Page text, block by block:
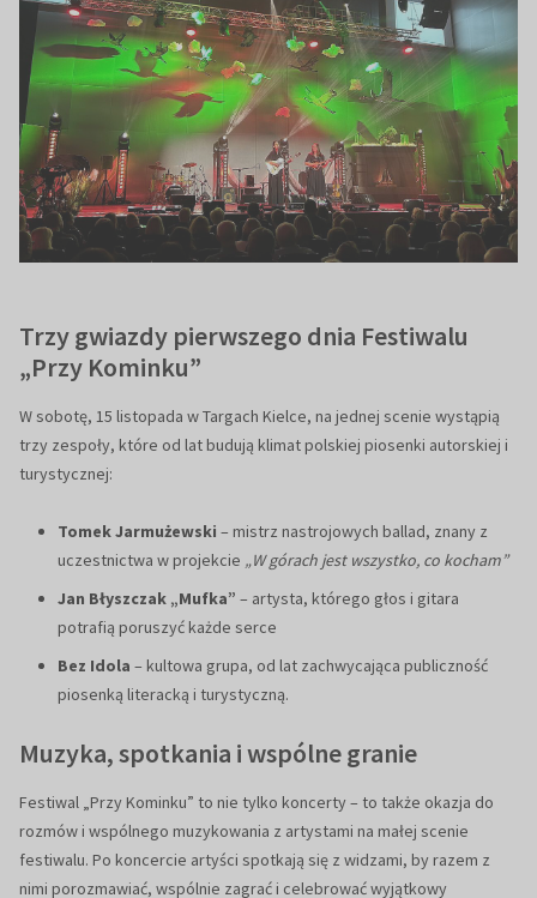
Trzy gwiazdy pierwszego dnia Festiwalu
„Przy Kominku”
W sobotę, 15 listopada w Targach Kielce, na jednej scenie wystąpią
trzy zespoły, które od lat budują klimat polskiej piosenki autorskiej i
turystycznej:
Tomek Jarmużewski – mistrz nastrojowych ballad, znany z
uczestnictwa w projekcie „W górach jest wszystko, co kocham”
Jan Błyszczak „Mufka” – artysta, którego głos i gitara
potrafią poruszyć każde serce
Bez Idola – kultowa grupa, od lat zachwycająca publiczność
piosenką literacką i turystyczną.
Muzyka, spotkania i wspólne granie
Festiwal „Przy Kominku” to nie tylko koncerty – to także okazja do
rozmów i wspólnego muzykowania z artystami na małej scenie
festiwalu. Po koncercie artyści spotkają się z widzami, by razem z
nimi porozmawiać, wspólnie zagrać i celebrować wyjątkowy